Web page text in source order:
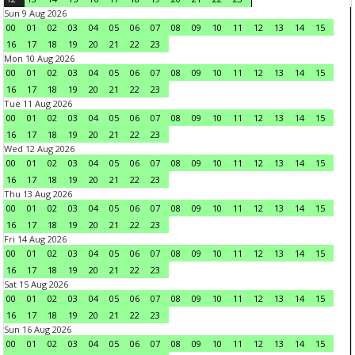
Sun 9 Aug 2026
00
01 02 03 04 05 06 07 08 09 10 11 12 13 14
15
16
17 18 19 20 21 22
23
Mon 10 Aug 2026
00
01 02 03 04 05 06 07 08 09 10 11 12 13 14
15
16
17 18 19 20 21 22
23
Tue 11 Aug 2026
00
01 02 03 04 05 06 07 08 09 10 11 12 13 14
15
16
17 18 19 20 21 22
23
Wed 12 Aug 2026
00
01 02 03 04 05 06 07 08 09 10 11 12 13 14
15
16
17 18 19 20 21 22
23
Thu 13 Aug 2026
00
01 02 03 04 05 06 07 08 09 10 11 12 13 14
15
16
17 18 19 20 21 22
23
Fri 14 Aug 2026
00
01 02 03 04 05 06 07 08 09 10 11 12 13 14
15
16
17 18 19 20 21 22
23
Sat 15 Aug 2026
00
01 02 03 04 05 06 07 08 09 10 11 12 13 14
15
16
17 18 19 20 21 22
23
Sun 16 Aug 2026
00
01 02 03 04 05 06 07 08 09 10 11 12 13 14
15